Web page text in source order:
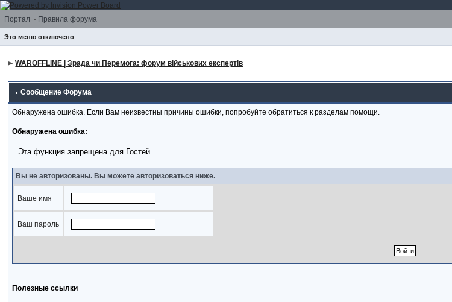
Портал · Правила форума
Это меню отключено
WAROFFLINE | Зрада чи Перемога: форум військових експертів
Сообщение Форума
Обнаружена ошибка. Если Вам неизвестны причины ошибки, попробуйте обратиться к разделам помощи.
Обнаружена ошибка:
Эта функция запрещена для Гостей
Вы не авторизованы. Вы можете авторизоваться ниже.
Ваше имя
Ваш пароль
Полезные ссылки